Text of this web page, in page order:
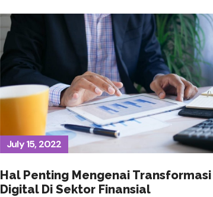
July 15, 2022
Hal Penting Mengenai Transformasi
Digital Di Sektor Finansial